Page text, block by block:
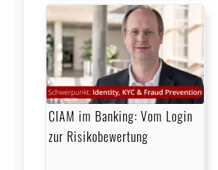
CIAM im Banking: Vom Login
zur Risikobewertung